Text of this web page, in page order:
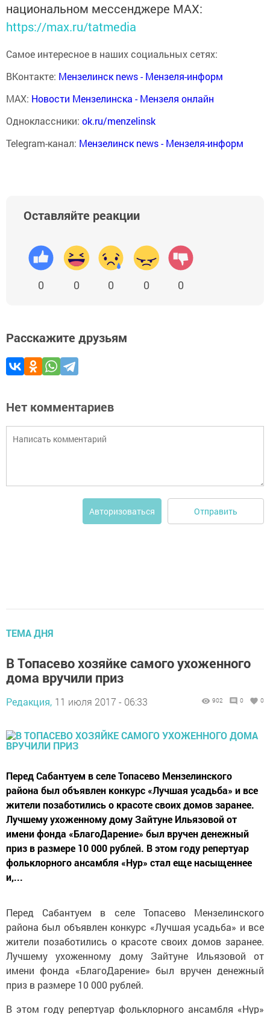
национальном мессенджере MАХ:
https://max.ru/tatmedia
Самое интересное в наших социальных сетях:
ВКонтакте: Мензелинск news - Мензеля-информ
MAX: Новости Мензелинска - Мензеля онлайн
Одноклассники: ok.ru/menzelinsk
Telegram-канал: Мензелинск news - Мензеля-информ
Оставляйте реакции
0 0 0 0 0
Расскажите друзьям
Нет комментариев
Авторизоваться Отправить
ТЕМА ДНЯ
В Топасево хозяйке самого ухоженного
дома вручили приз
Редакция, 11 июля 2017 - 06:33 902 0 0
Перед Сабантуем в селе Топасево Мензелинского
района был объявлен конкурс «Лучшая усадьба» и все
жители позаботились о красоте своих домов заранее.
Лучшему ухоженному дому Зайтуне Ильязовой от
имени фонда «БлагоДарение» был вручен денежный
приз в размере 10 000 рублей. В этом году репертуар
фольклорного ансамбля «Нур» стал еще насыщеннее
и,...
Перед Сабантуем в селе Топасево Мензелинского
района был объявлен конкурс «Лучшая усадьба» и все
жители позаботились о красоте своих домов заранее.
Лучшему ухоженному дому Зайтуне Ильязовой от
имени фонда «БлагоДарение» был вручен денежный
приз в размере 10 000 рублей.
В этом году репертуар фольклорного ансамбля «Нур»